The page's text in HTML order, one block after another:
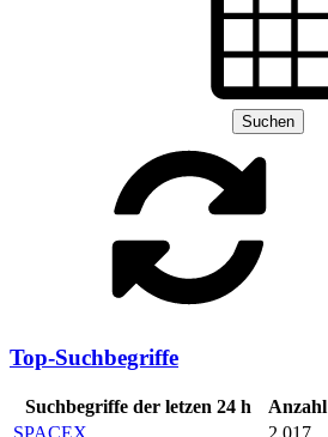
Suchen
Top-Suchbegriffe
Suchbegriffe der letzen 24 h
Anzahl